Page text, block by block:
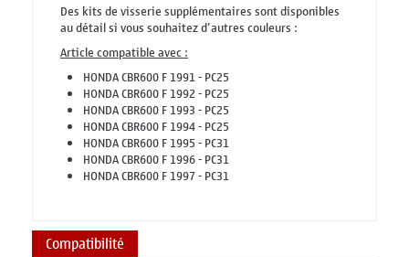
Des kits de visserie supplémentaires sont disponibles
au détail si vous souhaitez d’autres couleurs :
Article compatible avec :
HONDA CBR600 F 1991 - PC25
HONDA CBR600 F 1992 - PC25
HONDA CBR600 F 1993 - PC25
HONDA CBR600 F 1994 - PC25
HONDA CBR600 F 1995 - PC31
HONDA CBR600 F 1996 - PC31
HONDA CBR600 F 1997 - PC31
Compatibilité